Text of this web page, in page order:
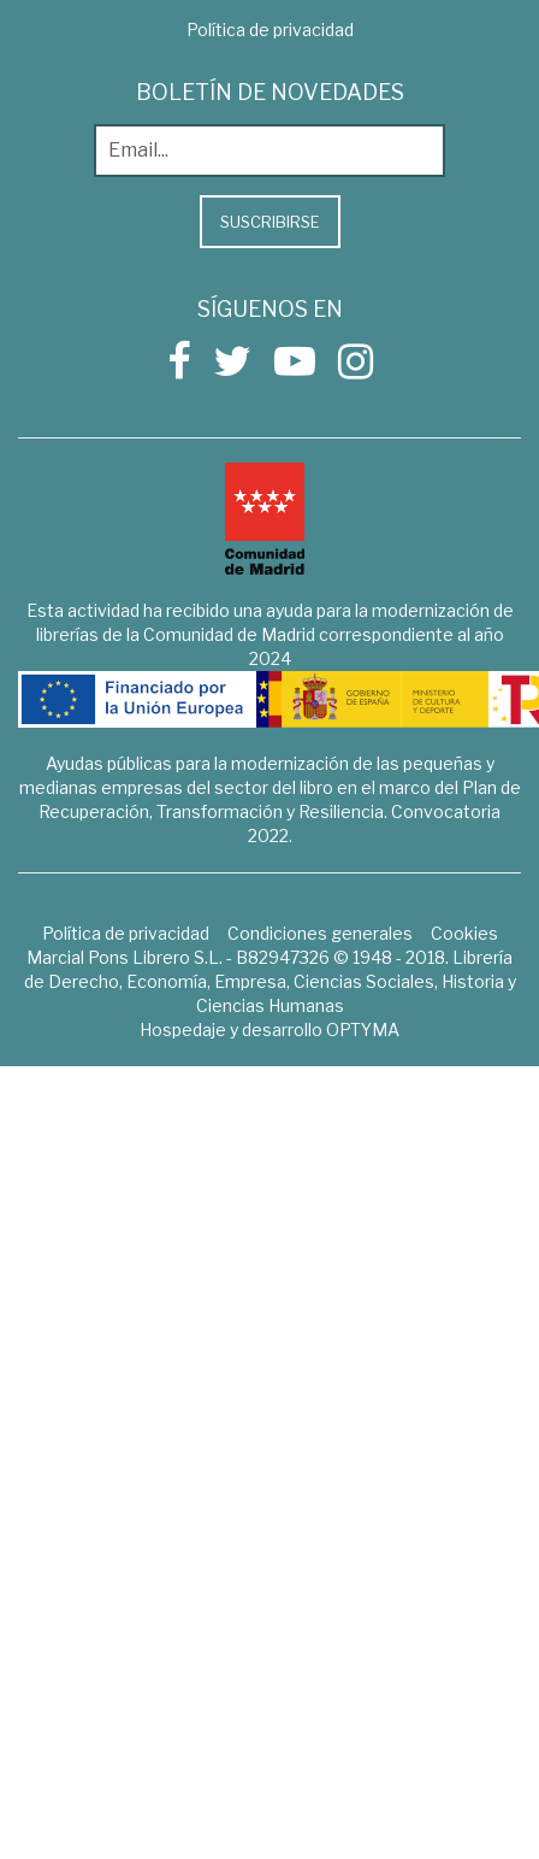
Política de privacidad
BOLETÍN DE NOVEDADES
SUSCRIBIRSE
SÍGUENOS EN
Esta actividad ha recibido una ayuda para la modernización de
librerías de la Comunidad de Madrid correspondiente al año
2024
Ayudas públicas para la modernización de las pequeñas y
medianas empresas del sector del libro en el marco del Plan de
Recuperación, Transformación y Resiliencia. Convocatoria
2022.
Política de privacidad Condiciones generales
Cookies
Marcial Pons Librero S.L. - B82947326 © 1948 - 2018. Librería
de Derecho, Economía, Empresa, Ciencias Sociales, Historia y
Ciencias Humanas
Hospedaje y desarrollo OPTYMA